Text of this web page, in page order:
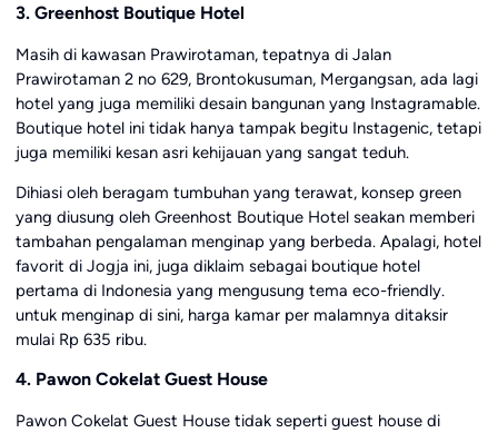
3. Greenhost Boutique Hotel
Masih di kawasan Prawirotaman, tepatnya di Jalan
Prawirotaman 2 no 629, Brontokusuman, Mergangsan, ada lagi
hotel yang juga memiliki desain bangunan yang Instagramable.
Boutique hotel ini tidak hanya tampak begitu Instagenic, tetapi
juga memiliki kesan asri kehijauan yang sangat teduh.
Dihiasi oleh beragam tumbuhan yang terawat, konsep green
yang diusung oleh Greenhost Boutique Hotel seakan memberi
tambahan pengalaman menginap yang berbeda. Apalagi, hotel
favorit di Jogja ini, juga diklaim sebagai boutique hotel
pertama di Indonesia yang mengusung tema eco-friendly.
untuk menginap di sini, harga kamar per malamnya ditaksir
mulai Rp 635 ribu.
4. Pawon Cokelat Guest House
Pawon Cokelat Guest House tidak seperti guest house di